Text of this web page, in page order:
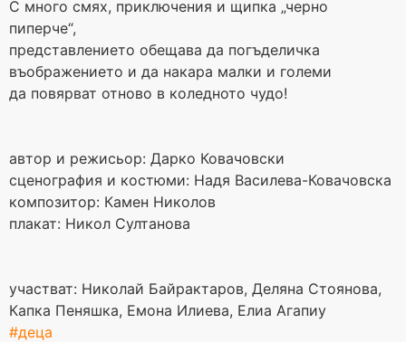
С много смях, приключения и щипка „черно
пиперче“,
представлението обещава да погъделичка
въображението и да накара малки и големи
да повярват отново в коледното чудо!
автор и режисьор: Дарко Ковачовски
сценография и костюми: Надя Василева-Ковачовска
композитор: Камен Николов
плакат: Никол Султанова
участват: Николай Байрактаров, Деляна Стоянова,
Капка Пеняшка, Емона Илиева, Елиа Агапиу
#деца